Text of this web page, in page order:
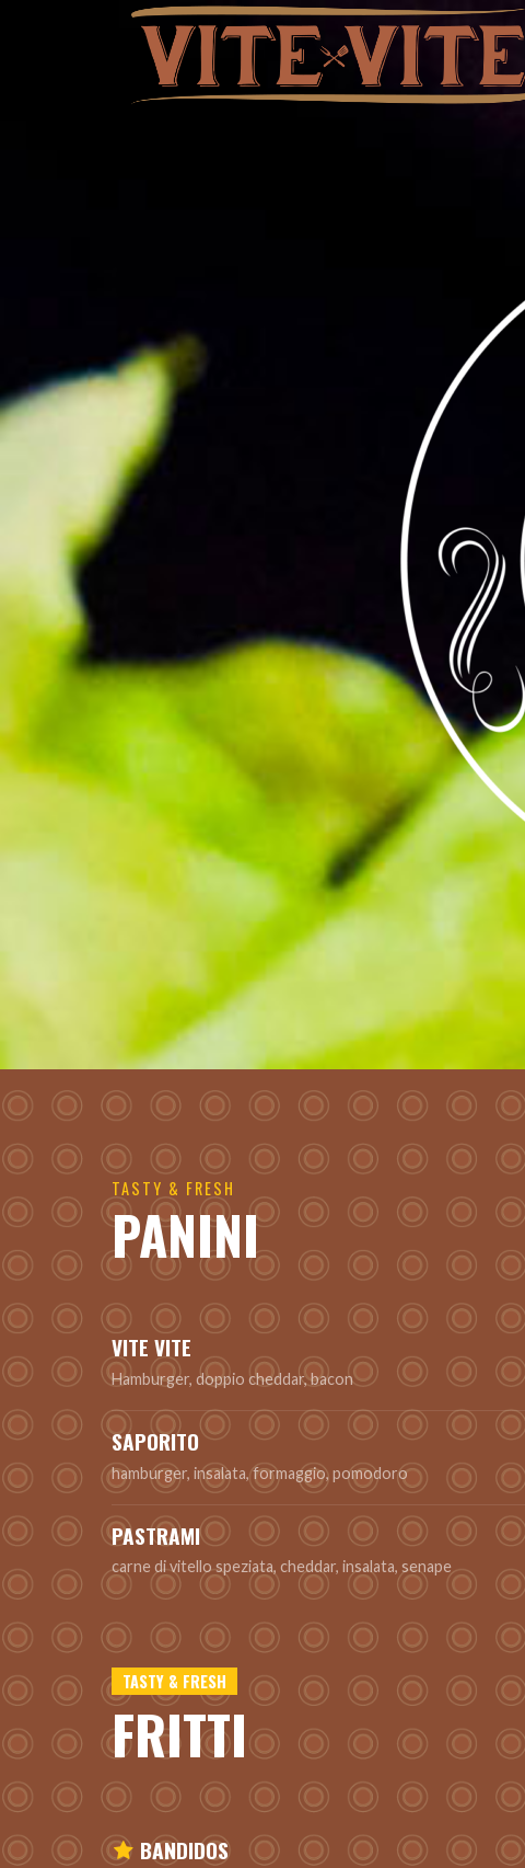
TASTY & FRESH
PANINI
VITE VITE
Hamburger, doppio cheddar, bacon
SAPORITO
hamburger, insalata, formaggio, pomodoro
PASTRAMI
carne di vitello speziata, cheddar, insalata, senape
TASTY & FRESH
FRITTI
BANDIDOS